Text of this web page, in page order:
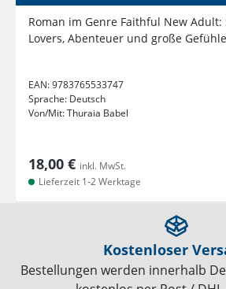
Roman im Genre Faithful New Adult:
Lovers, Abenteuer und große
EAN:9783765533747
Sprache: Deutsch
Von/Mit:Thuraia Babel
18,00 € inkl. MwSt.
Lieferzeit 1-2 Werktage
Kostenloser
Bestellungen werden innerhalb